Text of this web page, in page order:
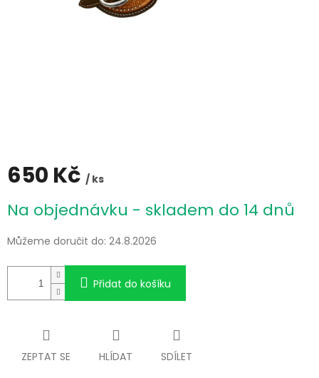
650 Kč / ks
cena:
Na objednávku - skladem do 14 dnů
Můžeme doručit do: 24.8.2026
Přidat do košíku
ZEPTAT SE HLÍDAT SDÍLET